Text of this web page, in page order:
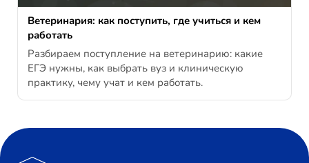
Ветеринария: как поступить, где учиться и кем
работать
Разбираем поступление на ветеринарию: какие
ЕГЭ нужны, как выбрать вуз и клиническую
практику, чему учат и кем работать.